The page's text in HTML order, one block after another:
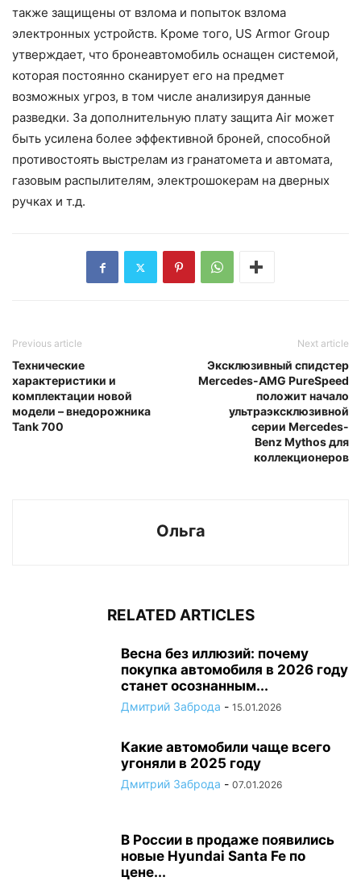
также защищены от взлома и попыток взлома
электронных устройств. Кроме того, US Armor Group
утверждает, что бронеавтомобиль оснащен системой,
которая постоянно сканирует его на предмет
возможных угроз, в том числе анализируя данные
разведки. За дополнительную плату защита Air может
быть усилена более эффективной броней, способной
противостоять выстрелам из гранатомета и автомата,
газовым распылителям, электрошокерам на дверных
ручках и т.д.
Previous article
Технические
характеристики и
комплектации новой
модели – внедорожника
Tank 700
Next article
Эксклюзивный спидстер
Mercedes-AMG PureSpeed
положит начало
ультраэксклюзивной
серии Mercedes-
Benz Mythos для
коллекционеров
Ольга
RELATED ARTICLES
Весна без иллюзий: почему
покупка автомобиля в 2026 году
станет осознанным...
Дмитрий Заброда - 15.01.2026
Какие автомобили чаще всего
угоняли в 2025 году
Дмитрий Заброда - 07.01.2026
В России в продаже появились
новые Hyundai Santa Fe по
цене...